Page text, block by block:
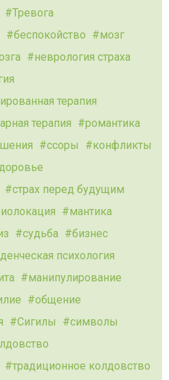
Тревога
беспокойство
мозг
неврология страха
терапия
терапия
романтика
ссоры
конфликты
страх перед будущим
мантика
судьба
бизнес
психология
манипулирование
общение
Сигилы
символы
традиционное колдовство